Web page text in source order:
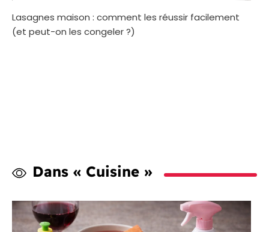
Lasagnes maison : comment les réussir facilement
(et peut-on les congeler ?)
Dans « Cuisine »